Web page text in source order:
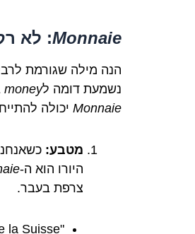
Monnaie: לא
הנה מילה שגורמת
נשמעת דומה לmoney
Monnaie יכולה
מטבע:
היורו הוא ה-
צרפת בעבר.